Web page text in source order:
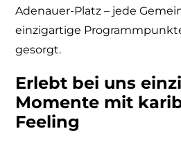
Adenauer-Platz – jede
einzigartige
gesorgt.
Erlebt bei uns
Momente mit
Feeling